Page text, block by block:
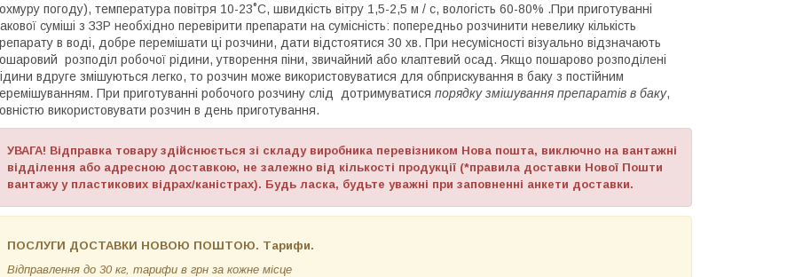
погоду), температура повітря 10-23˚С, швидкість вітру 1,5-2,5 м / с, вологість 60-80% .При приготуванні
суміші з ЗЗР необхідно перевірити препарати на сумісність: попередньо розчинити невелику кількість
в воді, добре перемішати ці розчини, дати відстоятися 30 хв. При несумісності візуально відзначають
розподіл робочої рідини, утворення піни, звичайний або клаптевий осад. Якщо пошарово розподілені
вдруге змішуються легко, то розчин може використовуватися для обприскування в баку з постійним
При приготуванні робочого розчину слід дотримуватися порядку змішування препаратів в баку,
використовувати розчин в день приготування.
УВАГА! Відправка товару здійснюється зі складу виробника перевізником Нова пошта, виключно на вантажні
відділення або адресною доставкою, не залежно від кількості продукції (*правила доставки Нової Пошти
вантажу у пластикових відрах/каністрах). Будь ласка, будьте уважні при заповненні анкети доставки.
ПОСЛУГИ ДОСТАВКИ НОВОЮ ПОШТОЮ. Тарифи.
Відправлення до 30 кг, тарифи в грн за кожне місце